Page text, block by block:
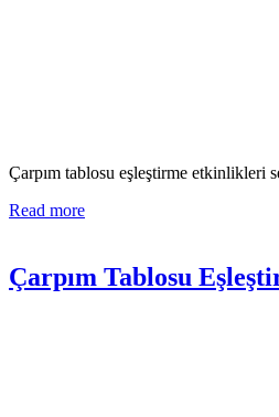
Çarpım tablosu eşleştirme etkinlikleri
Read more
Çarpım Tablosu